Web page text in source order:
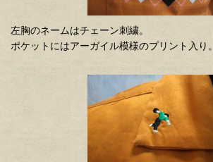
左胸のネームはチェーン刺繍。
ポケットにはアーガイル模様のプリント入り。